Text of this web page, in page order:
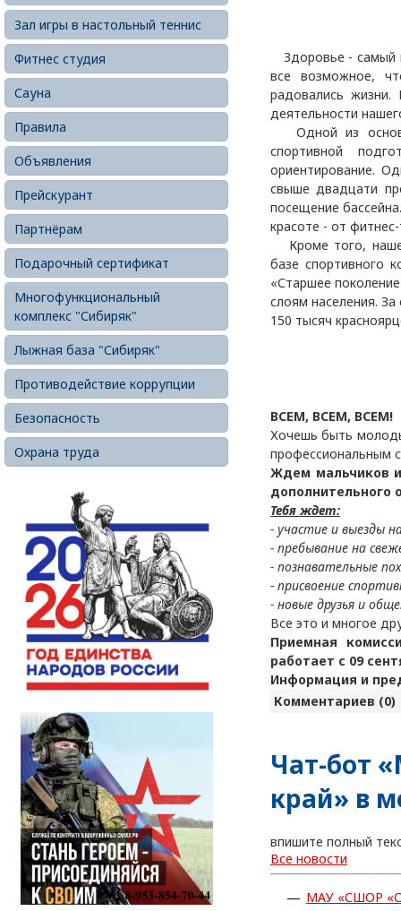
Зал игры в настольный теннис
Фитнес студия
Сауна
Правила
Объявления
Прейскурант
Партнёрам
Подарочный сертификат
Многофункциональный
комплекс "Сибиряк"
Лыжная база "Сибиряк"
Противодействие коррупции
Безопасность
Охрана труда
Здоровье - самый
все возможное,
радовались
деятельности
Одной из
спортивной
ориентирование.
свыше двадцати
посещение
красоте - от
Кроме того, наше
базе спортивного
«Старшее
слоям населения.
150 тысяч
ВСЕМ, ВСЕМ, ВСЕМ!
Хочешь быть
профессиональным
Ждем мальчиков
дополнительного
Тебя ждет:
- участие и выезды
- пребывание на
- познавательные
- присвоение
- новые друзья и
Все это и многое
Приемная
работает с 09
Информация и
Комментариев (0)
Чат-бот
край» в
впишите полный
Все новости
МАУ «СШОР